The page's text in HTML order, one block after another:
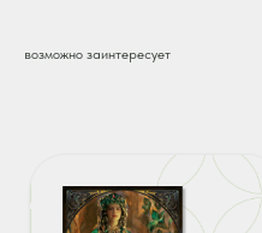
возможно заинтересует